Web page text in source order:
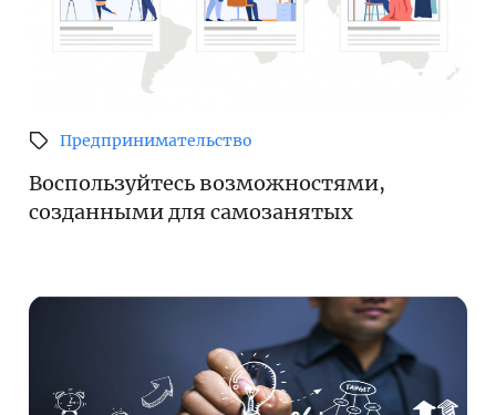
Предпринимательство
Воспользуйтесь возможностями,
созданными для самозанятых